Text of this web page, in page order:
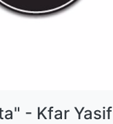
- Kfar Yasif